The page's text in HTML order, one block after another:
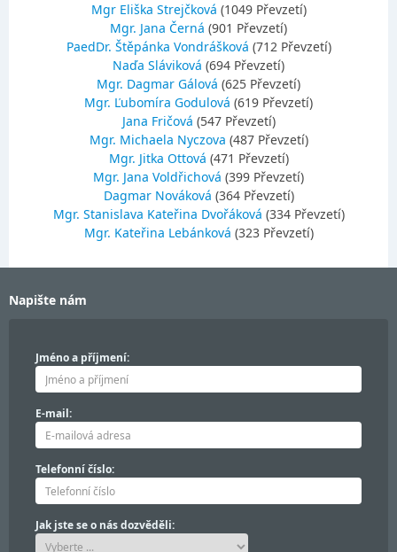
Mgr Eliška Strejčková (1049 Převzetí)
Mgr. Jana Černá (901 Převzetí)
PaedDr. Štěpánka Vondrášková (712 Převzetí)
Naďa Sláviková (694 Převzetí)
Mgr. Dagmar Gálová (625 Převzetí)
Mgr. Ľubomíra Godulová (619 Převzetí)
Jana Fričová (547 Převzetí)
Mgr. Michaela Nyczova (487 Převzetí)
Mgr. Jitka Ottová (471 Převzetí)
Mgr. Jana Voldřichová (399 Převzetí)
Dagmar Nováková (364 Převzetí)
Mgr. Stanislava Kateřina Dvořáková (334 Převzetí)
Mgr. Kateřina Lebánková (323 Převzetí)
Napište nám
Jméno a příjmení:
E-mail:
Telefonní číslo:
Jak jste se o nás dozvěděli: